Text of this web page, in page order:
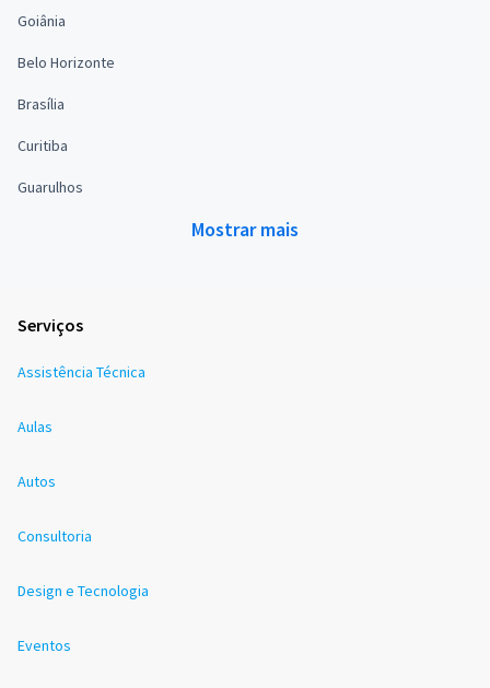
Goiânia
Belo Horizonte
Brasília
Curitiba
Guarulhos
Mostrar mais
Serviços
Assistência Técnica
Aulas
Autos
Consultoria
Design e Tecnologia
Eventos